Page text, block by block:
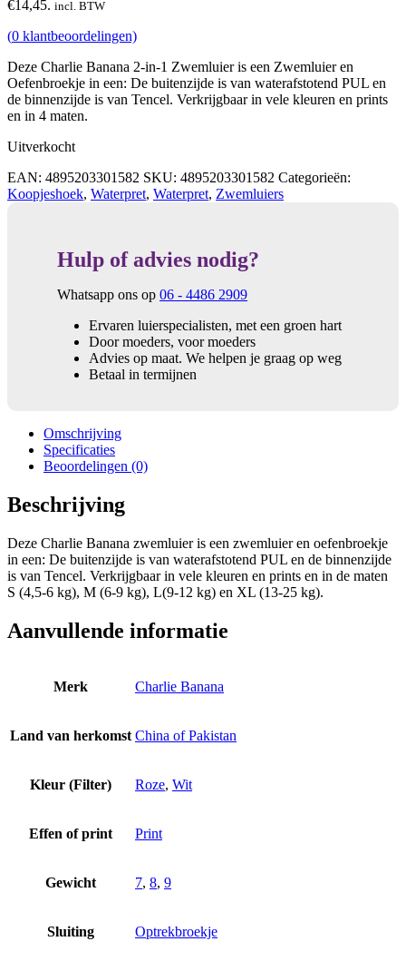
€14,45. incl. BTW
(0 klantbeoordelingen)
Deze Charlie Banana 2-in-1 Zwemluier is een Zwemluier en
Oefenbroekje in een: De buitenzijde is van waterafstotend PUL en
de binnenzijde is van Tencel. Verkrijgbaar in vele kleuren en prints
en in 4 maten.
Uitverkocht
EAN: 4895203301582 SKU: 4895203301582 Categorieën:
Koopjeshoek, Waterpret, Waterpret, Zwemluiers
Hulp of advies nodig?
Whatsapp ons op 06 - 4486 2909
Ervaren luierspecialisten, met een groen hart
Door moeders, voor moeders
Advies op maat. We helpen je graag op weg
Betaal in termijnen
Omschrijving
Specificaties
Beoordelingen (0)
Beschrijving
Deze Charlie Banana zwemluier is een zwemluier en oefenbroekje
in een: De buitenzijde is van waterafstotend PUL en de binnenzijde
is van Tencel. Verkrijgbaar in vele kleuren en prints en in de maten
S (4,5-6 kg), M (6-9 kg), L(9-12 kg) en XL (13-25 kg).
Aanvullende informatie
Merk Charlie Banana
Land van herkomst China of Pakistan
Kleur (Filter) Roze, Wit
Effen of print Print
Gewicht 7, 8, 9
Sluiting Optrekbroekje